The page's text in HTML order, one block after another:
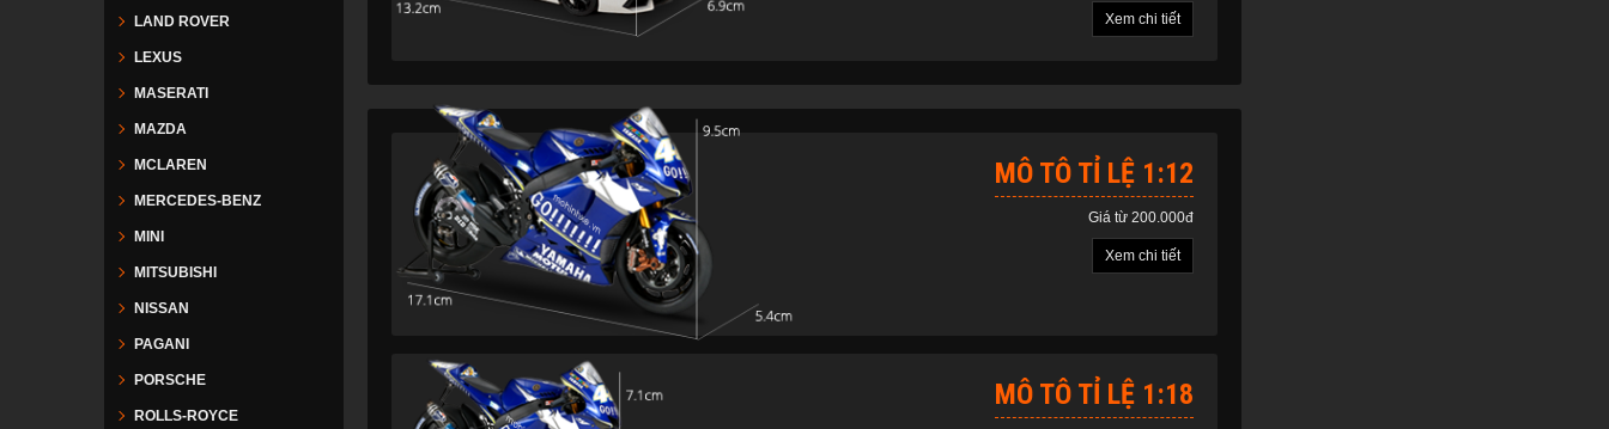
LAND ROVER
LEXUS
MASERATI
MAZDA
MCLAREN
MERCEDES-BENZ
MINI
MITSUBISHI
NISSAN
PAGANI
PORSCHE
ROLLS-ROYCE
Xem chi tiết
MÔ TÔ TỈ LỆ 1:12
Giá từ 200.000đ
Xem chi tiết
MÔ TÔ TỈ LỆ 1:18